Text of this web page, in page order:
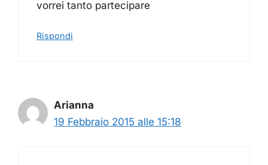
vorrei tanto partecipare
Rispondi
Arianna
19 Febbraio 2015 alle 15:18